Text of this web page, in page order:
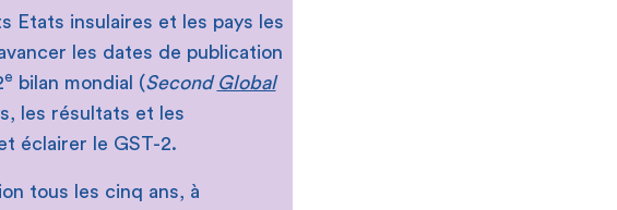
Etats insulaires et les pays les
les dates de publication
e bilan mondial (Second Global
les résultats et les
éclairer le GST-2.
tous les cinq ans, à